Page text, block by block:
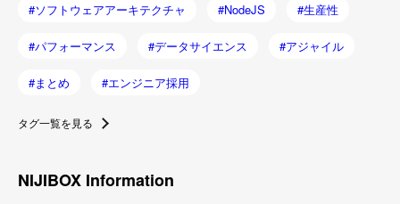
ソフトウェアアーキテクチャ NodeJS 生産性
パフォーマンス データサイエンス アジャイル
まとめ エンジニア採用
タグ一覧を見る
NIJIBOX Information